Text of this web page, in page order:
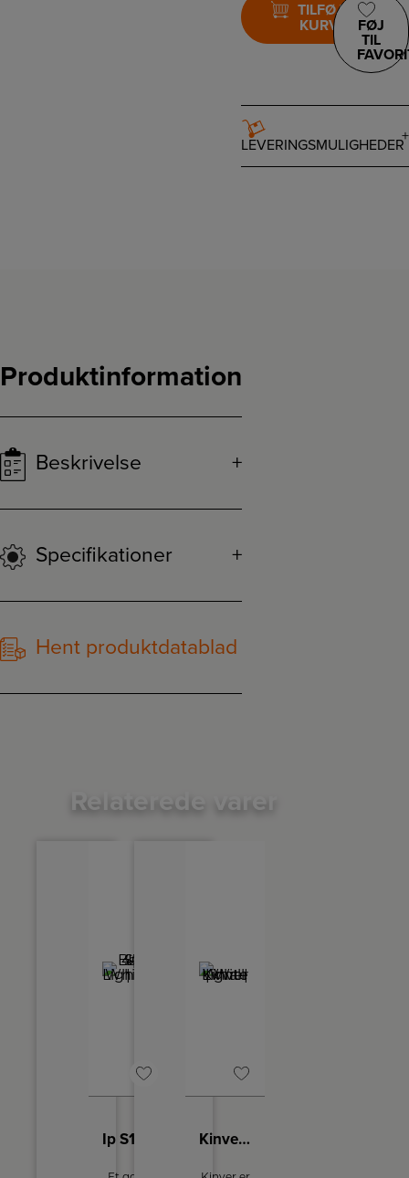
TILFØJ TIL
KURV
FØJ
TIL
LEVERINGSMULIGHEDER
Produktinformation
Beskrivelse
Specifikationer
Hent produktdatablad
Relaterede varer
Kinver | Wall Light | White